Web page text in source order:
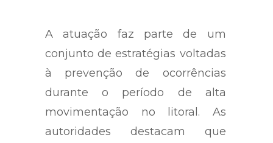
A atuação faz parte de um
conjunto de estratégias voltadas
à prevenção de ocorrências
durante o período de alta
movimentação no litoral. As
autoridades destacam que